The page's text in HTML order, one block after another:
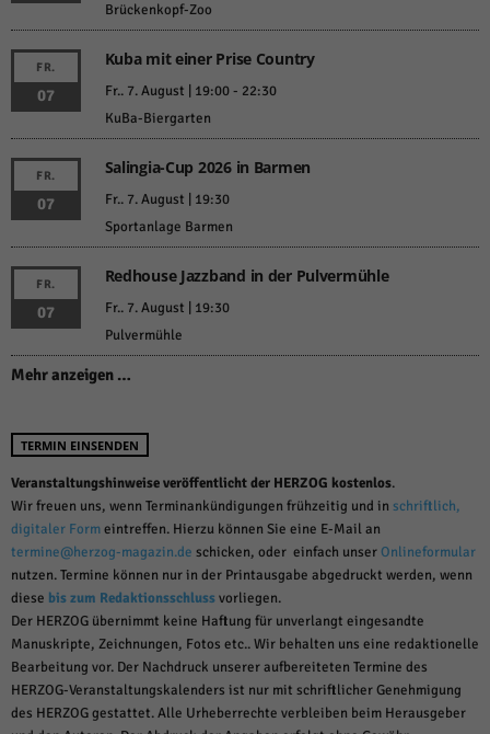
Brückenkopf-Zoo
FR.
07
Kuba mit einer Prise Country
Fr.. 7. August | 19:00- 22:30
KuBa-Biergarten
FR.
07
Salingia-Cup 2026 in Barmen
Fr.. 7. August | 19:30
Sportanlage Barmen
FR.
07
Redhouse Jazzband in der Pulvermühle
Fr.. 7. August | 19:30
Pulvermühle
Mehr anzeigen …
TERMIN EINSENDEN
Veranstaltungshinweise veröffentlicht der HERZOG kostenlos.
Wir freuen uns, wenn Terminankündigungen frühzeitig und in schriftlich,
digitaler Formeintreffen. Hierzu können Sie eine E-Mail an
termine@herzog-magazin.de schicken, oder einfach unserOnlineformular
nutzen. Termine können nur in der Printausgabe abgedruckt werden, wenn
diese bis zum Redaktionsschlussvorliegen.
Der HERZOG übernimmt keine Haftung für unverlangt eingesandte
Manuskripte, Zeichnungen, Fotos etc.. Wir behalten uns eine redaktionelle
Bearbeitung vor. Der Nachdruck unserer aufbereiteten Termine des
HERZOG-Veranstaltungskalenders ist nur mit schriftlicher Genehmigung
des HERZOG gestattet. Alle Urheberrechte verbleiben beim Herausgeber